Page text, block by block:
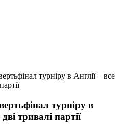
турніру в Англії – все
турніру в
тривалі партії